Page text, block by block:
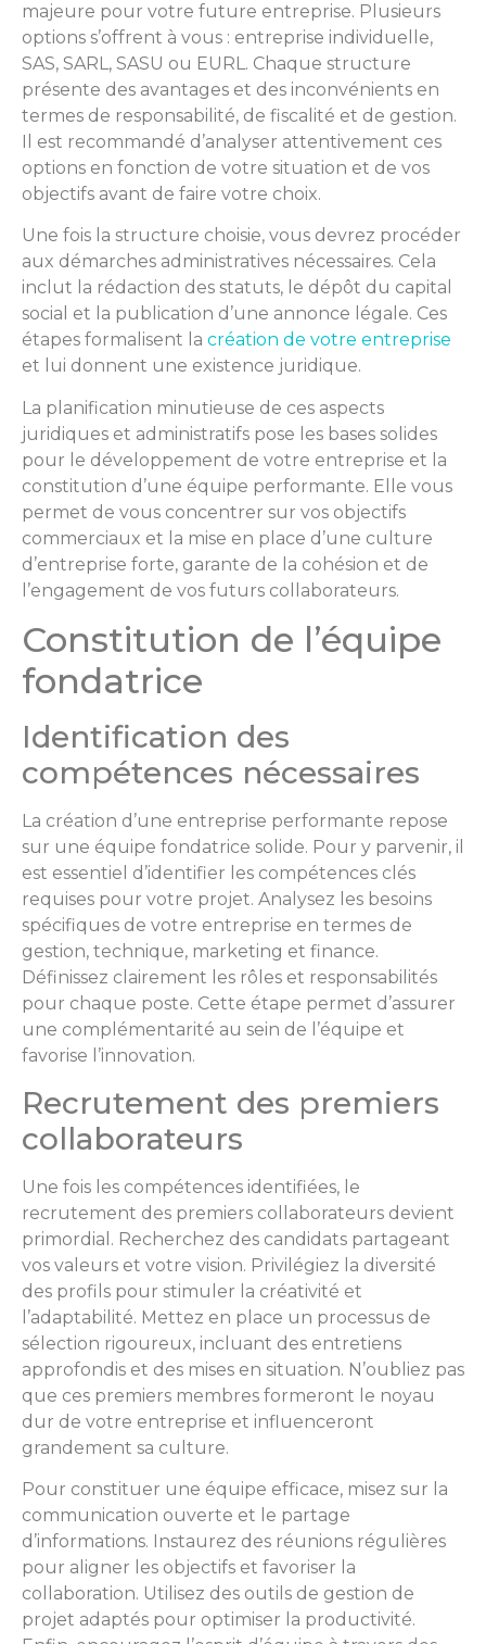
majeure pour votre future entreprise. Plusieurs
options s’offrent à vous : entreprise individuelle,
SAS, SARL, SASU ou EURL. Chaque structure
présente des avantages et des inconvénients en
termes de responsabilité, de fiscalité et de gestion.
Il est recommandé d’analyser attentivement ces
options en fonction de votre situation et de vos
objectifs avant de faire votre choix.
Une fois la structure choisie, vous devrez procéder
aux démarches administratives nécessaires. Cela
inclut la rédaction des statuts, le dépôt du capital
social et la publication d’une annonce légale. Ces
étapes formalisent la création de votre entreprise
et lui donnent une existence juridique.
La planification minutieuse de ces aspects
juridiques et administratifs pose les bases solides
pour le développement de votre entreprise et la
constitution d’une équipe performante. Elle vous
permet de vous concentrer sur vos objectifs
commerciaux et la mise en place d’une culture
d’entreprise forte, garante de la cohésion et de
l’engagement de vos futurs collaborateurs.
Constitution de l’équipe
fondatrice
Identification des
compétences nécessaires
La création d’une entreprise performante repose
sur une équipe fondatrice solide. Pour y parvenir, il
est essentiel d’identifier les compétences clés
requises pour votre projet. Analysez les besoins
spécifiques de votre entreprise en termes de
gestion, technique, marketing et finance.
Définissez clairement les rôles et responsabilités
pour chaque poste. Cette étape permet d’assurer
une complémentarité au sein de l’équipe et
favorise l’innovation.
Recrutement des premiers
collaborateurs
Une fois les compétences identifiées, le
recrutement des premiers collaborateurs devient
primordial. Recherchez des candidats partageant
vos valeurs et votre vision. Privilégiez la diversité
des profils pour stimuler la créativité et
l’adaptabilité. Mettez en place un processus de
sélection rigoureux, incluant des entretiens
approfondis et des mises en situation. N’oubliez pas
que ces premiers membres formeront le noyau
dur de votre entreprise et influenceront
grandement sa culture.
Pour constituer une équipe efficace, misez sur la
communication ouverte et le partage
d’informations. Instaurez des réunions régulières
pour aligner les objectifs et favoriser la
collaboration. Utilisez des outils de gestion de
projet adaptés pour optimiser la productivité.